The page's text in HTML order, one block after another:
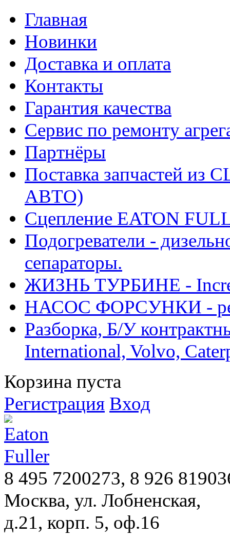
Главная
Новинки
Доставка и оплата
Контакты
Гарантия качества
Сервис по ремонту
Партнёры
Поставка запчастей
АВТО)
Сцепление EATON
Подогреватели -
сепараторы.
ЖИЗНЬ ТУРБИНЕ -
НАСОС ФОРСУНКИ -
Разборка, Б/У
International, Volvo,
Корзина пуста
Регистрация Вход
8 495 7200273, 8 926
Москва, ул. Лобненская,
д.21, корп. 5, оф.16